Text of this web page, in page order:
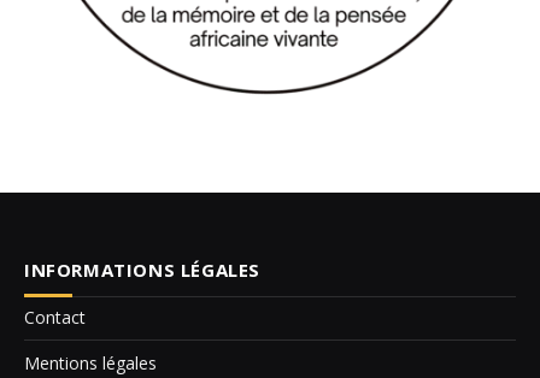
INFORMATIONS LÉGALES
Contact
Mentions légales